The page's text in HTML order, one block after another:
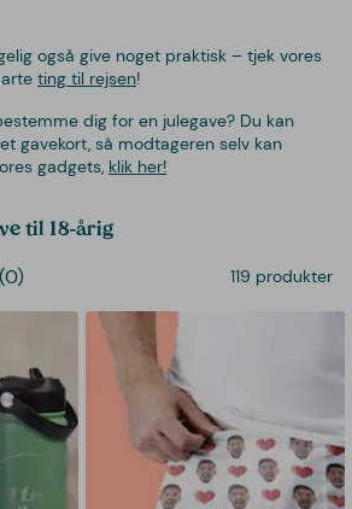
også give noget praktisk – tjek vores
ting til rejsen!
dig for en julegave? Du kan
gavekort, så modtageren selv kan
gadgets, klik her!
til 18-årig
119 produkter